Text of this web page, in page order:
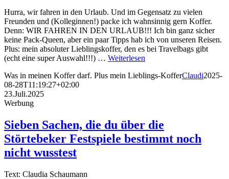
Hurra, wir fahren in den Urlaub. Und im Gegensatz zu vielen
Freunden und (Kolleginnen!) packe ich wahnsinnig gern Koffer.
Denn: WIR FAHREN IN DEN URLAUB!!! Ich bin ganz sicher
keine Pack-Queen, aber ein paar Tipps hab ich von unseren Reisen.
Plus: mein absoluter Lieblingskoffer, den es bei Travelbags gibt
(echt eine super Auswahl!!!) … Weiterlesen
Was in meinen Koffer darf. Plus mein Lieblings-KofferClaudi2025-
08-28T11:19:27+02:00
23.Juli.2025
Werbung
Sieben Sachen, die du über die
Störtebeker Festspiele bestimmt noch
nicht wusstest
Text: Claudia Schaumann